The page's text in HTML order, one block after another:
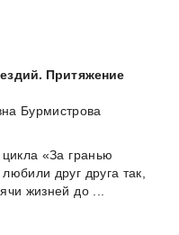
Притяжение
Бурмистрова
цикла «За гранью
любили друг друга так,
жизней до